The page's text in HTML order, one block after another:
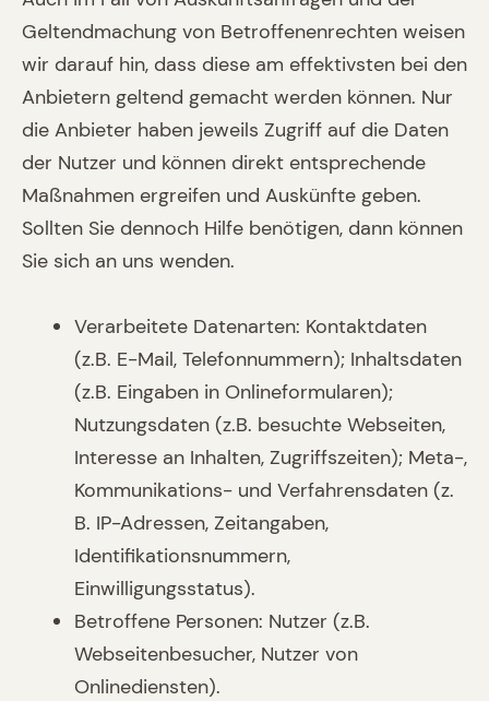
Geltendmachung von Betroffenenrechten weisen
wir darauf hin, dass diese am effektivsten bei den
Anbietern geltend gemacht werden können. Nur
die Anbieter haben jeweils Zugriff auf die Daten
der Nutzer und können direkt entsprechende
Maßnahmen ergreifen und Auskünfte geben.
Sollten Sie dennoch Hilfe benötigen, dann können
Sie sich an uns wenden.
Verarbeitete Datenarten: Kontaktdaten
(z.B. E-Mail, Telefonnummern); Inhaltsdaten
(z.B. Eingaben in Onlineformularen);
Nutzungsdaten (z.B. besuchte Webseiten,
Interesse an Inhalten, Zugriffszeiten); Meta-,
Kommunikations- und Verfahrensdaten (z.
B. IP-Adressen, Zeitangaben,
Identifikationsnummern,
Einwilligungsstatus).
Betroffene Personen: Nutzer (z.B.
Webseitenbesucher, Nutzer von
Onlinediensten).